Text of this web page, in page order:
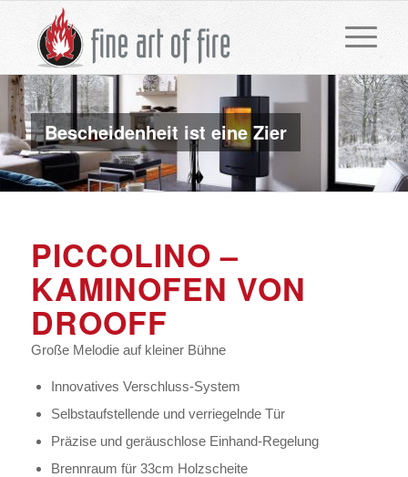
Bescheidenheit ist eine Zier
PICCOLINO –
KAMINOFEN VON
DROOFF
Große Melodie auf kleiner Bühne
Innovatives Verschluss-System
Selbstaufstellende und verriegelnde Tür
Präzise und geräuschlose Einhand-Regelung
Brennraum für 33cm Holzscheite